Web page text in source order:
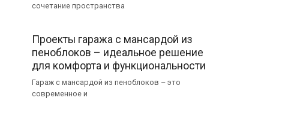
сочетание пространства
Проекты гаража с мансардой из
пеноблоков – идеальное решение
для комфорта и функциональности
Гараж с мансардой из пеноблоков – это
современное и